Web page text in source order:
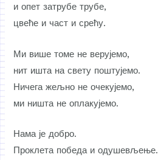
и опет затрубе трубе,
цвеће и част и срећу.
Ми више томе не верујемо,
нит ишта на свету поштујемо.
Ничега жељно не очекујемо,
ми ништа не оплакујемо.
Нама је добро.
Проклета победа и одушевљење.